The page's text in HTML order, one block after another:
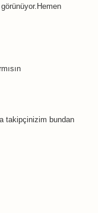
takipçinizim bundan